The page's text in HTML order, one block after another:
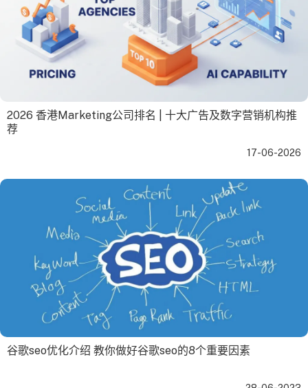
2026 香港Marketing公司排名 | 十大广告及数字营销机构推
荐
17-06-2026
谷歌seo优化介绍 教你做好谷歌seo的8个重要因素